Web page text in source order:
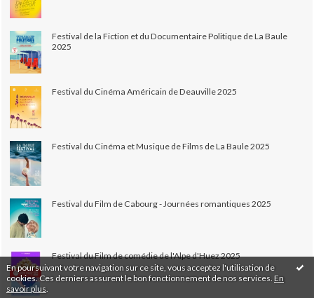
En poursuivant votre navigation sur ce site, vous acceptez l'utilisation de
cookies. Ces derniers assurent le bon fonctionnement de nos services. En
savoir plus
Festival de la Fiction et du Documentaire Politique de La Baule
2025
Festival du Cinéma Américain de Deauville 2025
Festival du Cinéma et Musique de Films de La Baule 2025
Festival du Film de Cabourg - Journées romantiques 2025
Festival du Film de comédie de l'Alpe d'Huez 2025